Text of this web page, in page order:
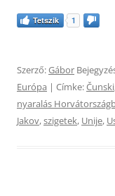
Tetszik 1
Szerző:Gábor
Európa | Címke:Čunski
nyaralás
Jakov,szigetek, Unije,